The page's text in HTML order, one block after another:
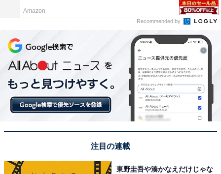
漆黒の天然温泉（黒湯）が濃厚で、露天風呂の日本
庭園のような落ち着いた雰囲気が素晴らしい。炭酸
泉やシルキーバスなど設備が充実していてコスパが
高い。
サウナがコンフォートサウナで温度と湿度のバラン
スが良く、水風呂も冷たくてリフレッシュできる。
Amazon
Recommended by
注目の連載
東野圭吾や湊かなえだけじゃな